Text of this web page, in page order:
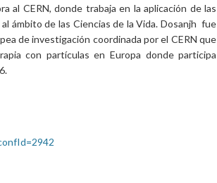
al CERN, donde trabaja en la aplicación de las
ámbito de las Ciencias de la Vida. Dosanjh fue
de investigación coordinada por el CERN que
con partículas en Europa donde participa